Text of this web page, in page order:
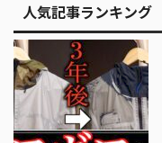
人気記事ランキング